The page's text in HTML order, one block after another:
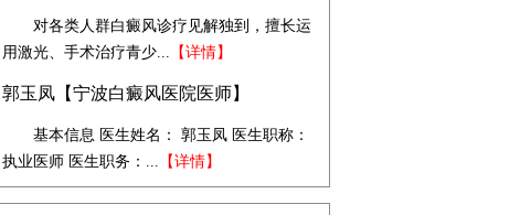
对各类人群白癜风诊疗见解独到，擅长运
用激光、手术治疗青少... 【详情】
郭玉凤【宁波白癜风医院医师】
基本信息 医生姓名： 郭玉凤 医生职称：
执业医师 医生职务：... 【详情】